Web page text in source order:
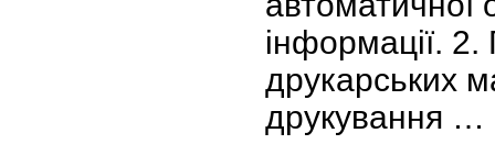
інформації. 2.
друкарських
друкування …